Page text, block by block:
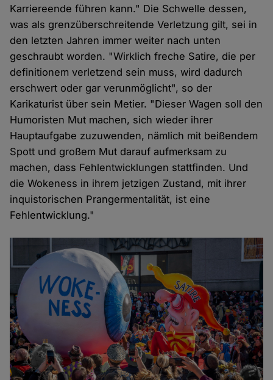
Karriereende führen kann." Die Schwelle dessen,
was als grenzüberschreitende Verletzung gilt, sei in
den letzten Jahren immer weiter nach unten
geschraubt worden. "Wirklich freche Satire, die per
definitionem verletzend sein muss, wird dadurch
erschwert oder gar verunmöglicht", so der
Karikaturist über sein Metier. "Dieser Wagen soll den
Humoristen Mut machen, sich wieder ihrer
Hauptaufgabe zuzuwenden, nämlich mit beißendem
Spott und großem Mut darauf aufmerksam zu
machen, dass Fehlentwicklungen stattfinden. Und
die Wokeness in ihrem jetzigen Zustand, mit ihrer
inquistorischen Prangermentalität, ist eine
Fehlentwicklung."